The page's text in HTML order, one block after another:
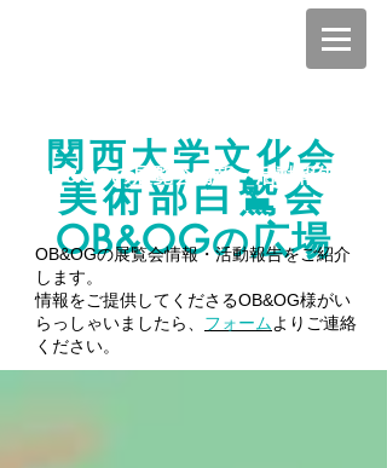
関西大学文化会
美術部白鷲会
OB&OGの広場
OB&OGの展覧会情報・活動報告
OB&OGの展覧会情報・活動報告をご紹介
します。
情報をご提供してくださるOB&OG様がい
らっしゃいましたら、 フォームよりご連絡
ください。